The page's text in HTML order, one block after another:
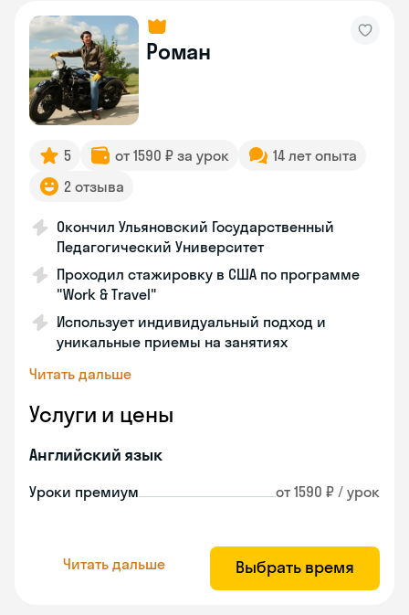
Роман
5 от 1590 ₽ за урок
14 лет опыта
2 отзыва
Окончил Ульяновский Государственный
Педагогический Университет
Проходил стажировку в США по программе
"Work & Travel"
Использует индивидуальный подход и
уникальные приемы на занятиях
Читать дальше
Услуги и цены
Английский язык
Уроки премиум от 1590 ₽ / урок
Читать дальше Выбрать время